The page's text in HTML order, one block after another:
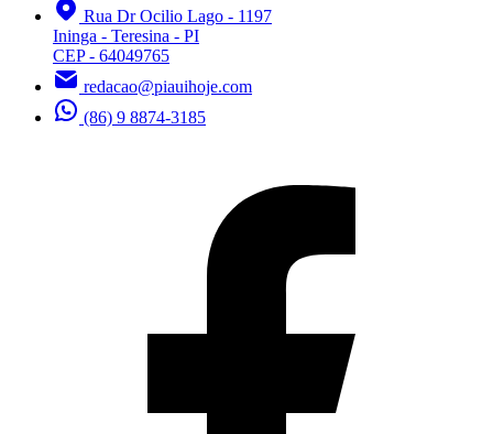
Rua Dr Ocilio Lago - 1197
Ininga - Teresina - PI
CEP - 64049765
redacao@piauihoje.com
(86) 9 8874-3185